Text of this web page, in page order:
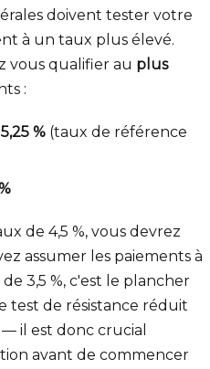
doivent tester votre
à un taux plus élevé.
vous qualifier au plus
:
5,25 % (taux de référence
de 4,5 %, vous devrez
assumer les paiements à
de 3,5 %, c'est le plancher
test de résistance réduit
il est donc crucial
avant de commencer